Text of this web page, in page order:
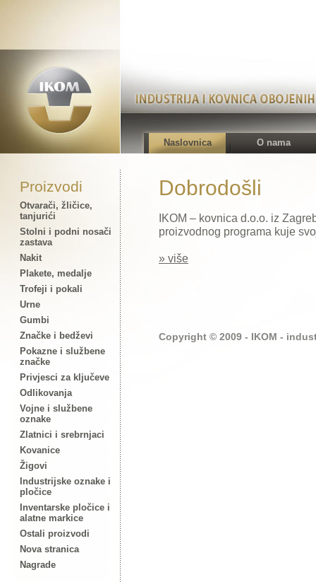
Naslovnica O nama
Proizvodi
Otvarači, žličice,
tanjurići
Stolni i podni nosači
zastava
Nakit
Plakete, medalje
Trofeji i pokali
Urne
Gumbi
Značke i bedževi
Pokazne i službene
značke
Privjesci za ključeve
Odlikovanja
Vojne i službene
oznake
Zlatnici i srebrnjaci
Kovanice
Žigovi
Industrijske oznake i
pločice
Inventarske pločice i
alatne markice
Ostali proizvodi
Nova stranica
Nagrade
Dobrodošli
IKOM – kovnica d.o.o. iz
proizvodnog programa kuje
» više
Copyright © 2009 - IKOM -